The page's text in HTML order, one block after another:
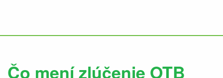
Čo mení zlúčenie OTB